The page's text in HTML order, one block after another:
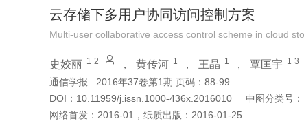
云存储下多用户协同访问控制方案
Multi-user collaborative access control scheme in cloud
史姣丽 1 2 ， 黄传河 1 ， 王晶 1 ， 覃匡宇 1 3
通信学报
2016年37卷第1期 页码：88-99
DOI： 10.11959/j.issn.1000-436x.2016010 中图分类号：
网络首发： 2016-01 ， 纸质出版： 2016-01-25